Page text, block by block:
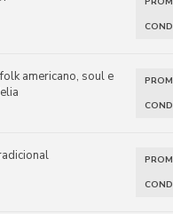
americano, soul e